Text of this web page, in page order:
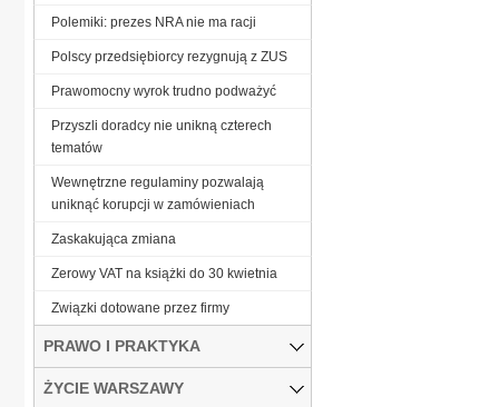
Polemiki: prezes NRA nie ma racji
Polscy przedsiębiorcy rezygnują z ZUS
Prawomocny wyrok trudno podważyć
Przyszli doradcy nie unikną czterech
tematów
Wewnętrzne regulaminy pozwalają
uniknąć korupcji w zamówieniach
Zaskakująca zmiana
Zerowy VAT na książki do 30 kwietnia
Związki dotowane przez firmy
PRAWO I PRAKTYKA
ŻYCIE WARSZAWY